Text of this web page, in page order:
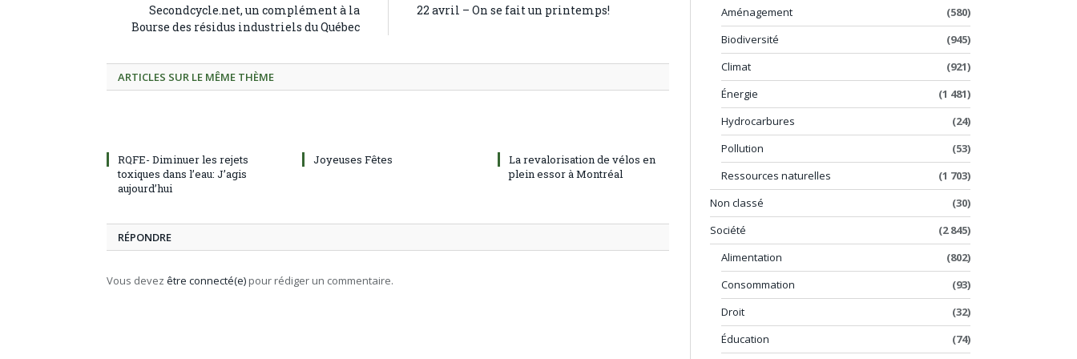
Secondcycle.net, un complément à la
Bourse des résidus industriels du Québec
22 avril – On se fait un printemps!
ARTICLES SUR LE MÊME THÈME
RQFE- Diminuer les rejets
toxiques dans l’eau: J’agis
aujourd’hui
Joyeuses Fêtes
La revalorisation de vélos en
plein essor à Montréal
RÉPONDRE
Vous devez être connecté(e) pour rédiger un commentaire.
Aménagement
(580)
Biodiversité
(945)
Climat
(921)
Énergie
(1 481)
Hydrocarbures
(24)
Pollution
(53)
Ressources naturelles
(1 703)
Non classé
(30)
Société
(2 845)
Alimentation
(802)
Consommation
(93)
Droit
(32)
Éducation
(74)